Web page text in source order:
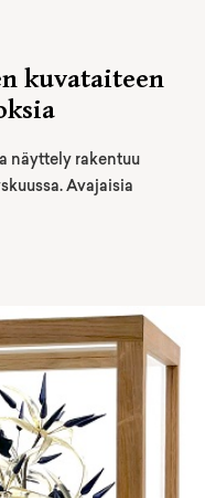
kuvataiteen
näyttely rakentuu
Avajaisia